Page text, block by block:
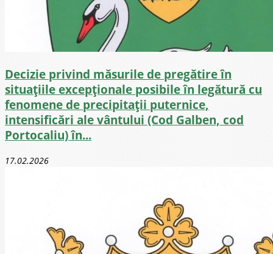
Decizie privind măsurile de pregătire în
situaţiile excepţionale posibile în legătură cu
fenomene de precipitaţii puternice,
intensificări ale vântului (Cod Galben, cod
Portocaliu) în...
17.02.2026